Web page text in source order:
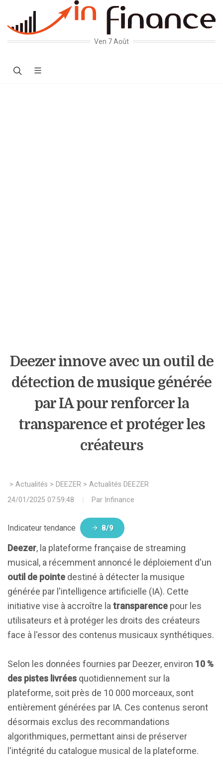
Ven 7 Août
Deezer innove avec un outil de
détection de musique générée
par IA pour renforcer la
transparence et protéger les
créateurs
> Actualités > DEEZER > Actualités DEEZER
24/01/2025 07:59:48
Par Infinance
Indicateur tendance 8/9
Deezer, la plateforme française de streaming
musical, a récemment annoncé le déploiement d'un
outil de pointe destiné à détecter la musique
générée par l'intelligence artificielle (IA). Cette
initiative vise à accroître la transparence pour les
utilisateurs et à protéger les droits des créateurs
face à l'essor des contenus musicaux synthétiques.
Selon les données fournies par Deezer, environ 10 %
des pistes livrées quotidiennement sur la
plateforme, soit près de 10 000 morceaux, sont
entièrement générées par IA. Ces contenus seront
désormais exclus des recommandations
algorithmiques, permettant ainsi de préserver
l'intégrité du catalogue musical de la plateforme.